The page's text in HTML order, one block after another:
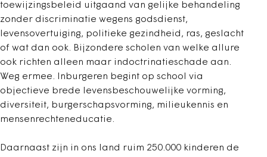
toewijzingsbeleid uitgaand van gelijke behandeling
zonder discriminatie wegens godsdienst,
levensovertuiging, politieke gezindheid, ras, geslacht
of wat dan ook. Bijzondere scholen van welke allure
ook richten alleen maar indoctrinatieschade aan.
Weg ermee. Inburgeren begint op school via
objectieve brede levensbeschouwelijke vorming,
diversiteit, burgerschapsvorming, milieukennis en
mensenrechteneducatie.
Daarnaast zijn in ons land ruim 250.000 kinderen de